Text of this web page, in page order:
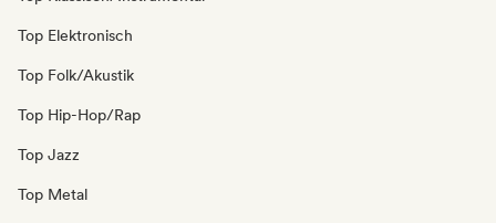
Top Elektronisch
Top Folk/Akustik
Top Hip-Hop/Rap
Top Jazz
Top Metal